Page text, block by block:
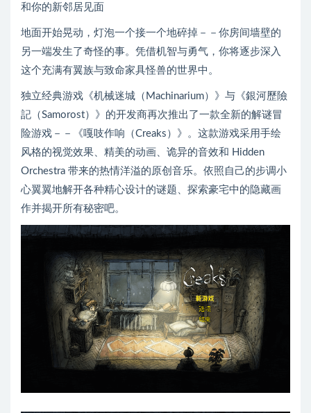
和你的新邻居见面
地面开始晃动，灯泡一个接一个地碎掉－－你房间墙壁的
另一端发生了奇怪的事。凭借机智与勇气，你将逐步深入
这个充满有翼族与致命家具怪兽的世界中。
独立经典游戏《机械迷城（Machinarium）》与《銀河歷險
記（Samorost）》的开发商再次推出了一款全新的解谜冒
险游戏－－《嘎吱作响（Creaks）》。这款游戏采用手绘
风格的视觉效果、精美的动画、诡异的音效和 Hidden
Orchestra 带来的热情洋溢的原创音乐。依照自己的步调小
心翼翼地解开各种精心设计的谜题、探索豪宅中的隐藏画
作并揭开所有秘密吧。